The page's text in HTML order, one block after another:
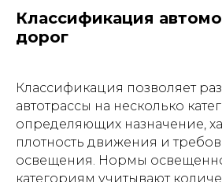
Классификация
дорог
Классификация позволяет
автотрассы на несколько
определяющих назначение,
плотность движения и
освещения. Нормы
категориям учитывают